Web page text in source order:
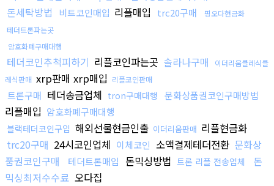
돈세탁방법 비트코인매입 리플매입 trc20구매
핑오다현금화
테더트론파는곳
암호화폐구매대행
테더코인추척피하기 리플코인파는곳 솔라나구매
이더리움클레식클
레식판매 xrp판매 xrp매입 리플코인판매
트론구매 테더송금업체 tron구매대행 문화상품권코인구매방법
리플매입 암호화폐구매대행
블랙테더코인구입 해외선물현금인출 이더리움판매 리플현금화
trc20구매 24시코인업체 이체코인 소액결제테더전환 문화상
품권코인구매
테더트론매입 돈믹싱방법 트론 리플 전송업체
돈
믹싱최저수수료 오다집